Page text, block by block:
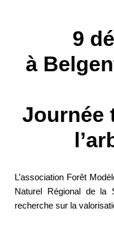
9
à
Journée
L’association Forêt
Naturel Régional de la
recherche sur la